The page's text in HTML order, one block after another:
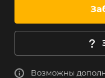
Возможны